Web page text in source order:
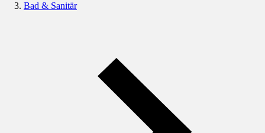
Bad & Sanitär